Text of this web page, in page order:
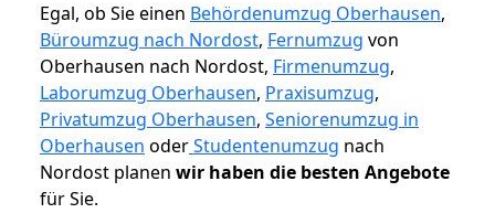
Egal, ob Sie einen Behördenumzug Oberhausen,
Büroumzug nach Nordost, Fernumzug von
Oberhausen nach Nordost, Firmenumzug,
Laborumzug Oberhausen, Praxisumzug,
Privatumzug Oberhausen, Seniorenumzug in
Oberhausen oderStudentenumzug nach
Nordost planen wir haben die besten Angebote
für Sie.